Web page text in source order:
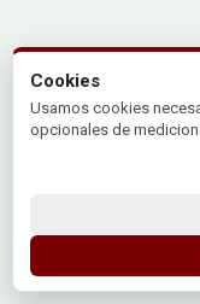
Cookies
Usamos cookies
opcionales de